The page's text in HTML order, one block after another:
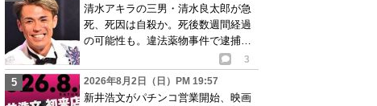
清水アキラの三男・清水良太郎が急
死、死因は自殺か。死後数週間経過
の可能性も。違法薬物事件で逮捕、
3
2026年8月2日（日）PM 19:57
新井浩文がパチンコ営業開始、映画